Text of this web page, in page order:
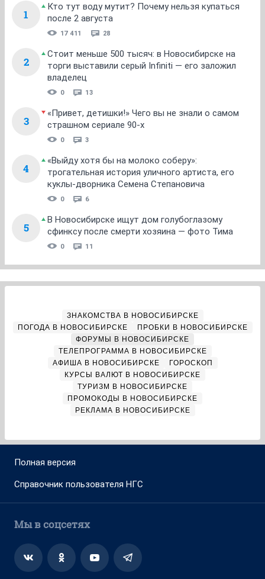
1
Кто тут воду мутит? Почему нельзя купаться
после 2 августа
17 411 28
2
Стоит меньше 500 тысяч: в Новосибирске на
торги выставили серый Infiniti — его заложил
владелец
0 13
3
«Привет, детишки!» Чего вы не знали о самом
страшном сериале 90-х
0 3
4
«Выйду хотя бы на молоко соберу»:
трогательная история уличного артиста, его
куклы-дворника Семена Степановича
0 6
5
В Новосибирске ищут дом голубоглазому
сфинксу после смерти хозяина — фото Тима
0 11
ЗНАКОМСТВА В НОВОСИБИРСКЕ
ПОГОДА В НОВОСИБИРСКЕ
ПРОБКИ В НОВОСИБИРСКЕ
ФОРУМЫ В НОВОСИБИРСКЕ
ТЕЛЕПРОГРАММА В НОВОСИБИРСКЕ
АФИША В НОВОСИБИРСКЕ
ГОРОСКОП
КУРСЫ ВАЛЮТ В НОВОСИБИРСКЕ
ТУРИЗМ В НОВОСИБИРСКЕ
ПРОМОКОДЫ В НОВОСИБИРСКЕ
РЕКЛАМА В НОВОСИБИРСКЕ
Полная версия
Справочник пользователя НГС
Мы в соцсетях